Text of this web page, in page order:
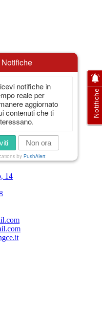
14
Notifiche
Notifiche
notifiche in
reale per
aggiornato
contenuti che ti
Non ora
by PushAlert